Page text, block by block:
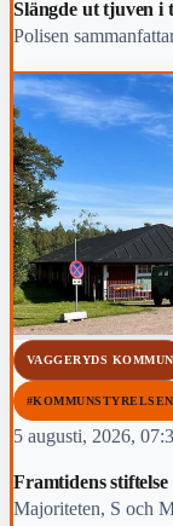
Slängde ut tjuven i
Polisen
VAGGERYDS KOMMUN
5 augusti, 2026,
Framtidens stiftelse
Majoriteten, S och